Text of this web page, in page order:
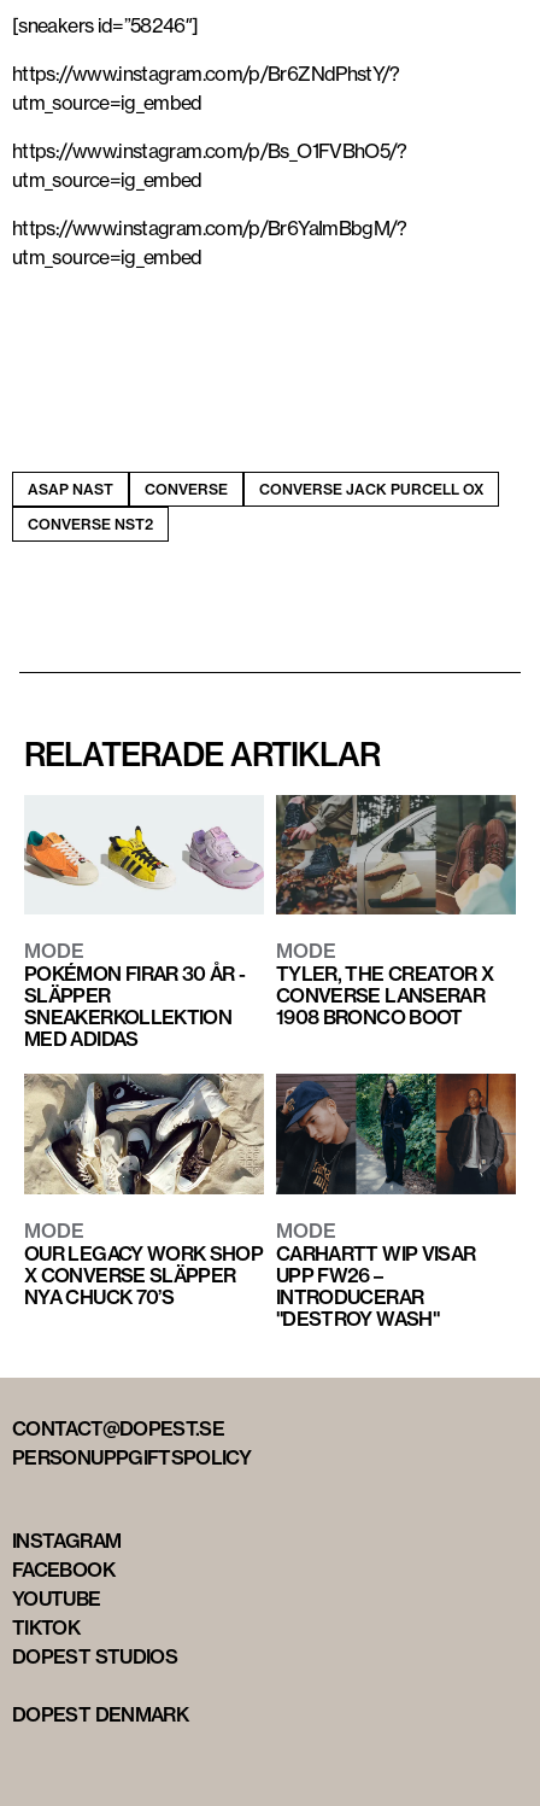
[sneakers id=”58246″]
https://www.instagram.com/p/Br6ZNdPhstY/?
utm_source=ig_embed
https://www.instagram.com/p/Bs_O1FVBhO5/?
utm_source=ig_embed
https://www.instagram.com/p/Br6YaImBbgM/?
utm_source=ig_embed
ASAP NAST CONVERSE
CONVERSE JACK PURCELL OX
CONVERSE NST2
RELATERADE ARTIKLAR
MODE
POKÉMON FIRAR 30 ÅR -
SLÄPPER
SNEAKERKOLLEKTION
MED ADIDAS
MODE
TYLER, THE CREATOR X
CONVERSE LANSERAR
1908 BRONCO BOOT
MODE
OUR LEGACY WORK SHOP
X CONVERSE SLÄPPER
NYA CHUCK 70’S
MODE
CARHARTT WIP VISAR
UPP FW26 –
INTRODUCERAR
"DESTROY WASH"
CONTACT@DOPEST.SE
PERSONUPPGIFTSPOLICY
INSTAGRAM
FACEBOOK
YOUTUBE
TIKTOK
DOPEST STUDIOS
DOPEST DENMARK